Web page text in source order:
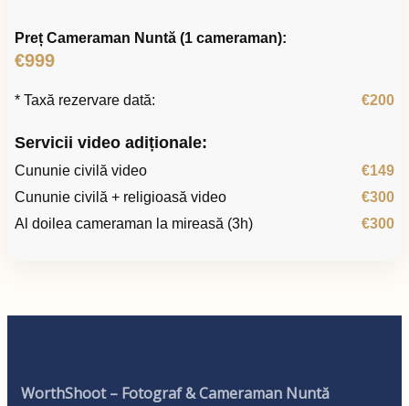
Preț Cameraman Nuntă (1 cameraman):
€999
* Taxă rezervare dată: €200
Servicii video adiționale:
Cununie civilă video
€149
Cununie civilă + religioasă video
€300
Al doilea cameraman la mireasă (3h)
€300
WorthShoot – Fotograf & Cameraman Nuntă